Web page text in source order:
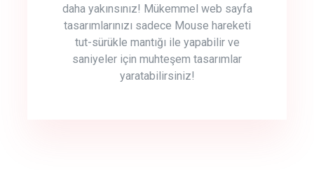
daha yakınsınız! Mükemmel web sayfa
tasarımlarınızı sadece Mouse hareketi
tut-sürükle mantığı ile yapabilir ve
saniyeler için muhteşem tasarımlar
yaratabilirsiniz!